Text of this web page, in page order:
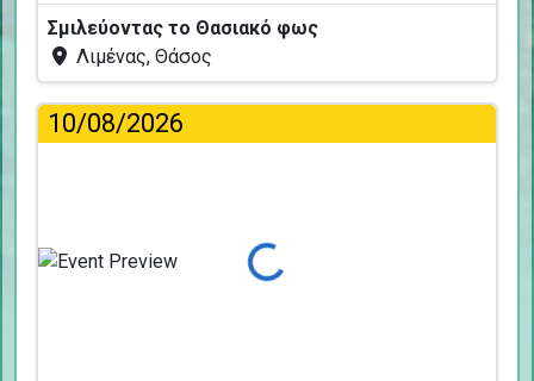
Σμιλεύοντας το Θασιακό φως
Λιμένας, Θάσος
10/08/2026
Φόρτωση...